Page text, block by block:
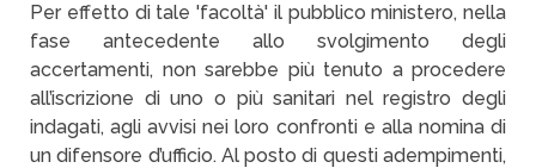
Per effetto di tale 'facoltà' il pubblico ministero, nella
fase antecedente allo svolgimento degli
accertamenti, non sarebbe più tenuto a procedere
all’iscrizione di uno o più sanitari nel registro degli
indagati, agli avvisi nei loro confronti e alla nomina di
un difensore d’ufficio. Al posto di questi adempimenti,